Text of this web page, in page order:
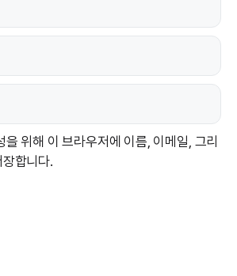
을 위해 이 브라우저에 이름, 이메일, 그리
합니다.